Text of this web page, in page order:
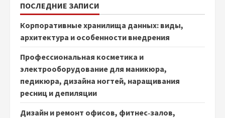
ПОСЛЕДНИЕ ЗАПИСИ
Корпоративные хранилища данных: виды,
архитектура и особенности внедрения
Профессиональная косметика и
электрооборудование для маникюра,
педикюра, дизайна ногтей, наращивания
ресниц и депиляции
Дизайн и ремонт офисов, фитнес‑залов,